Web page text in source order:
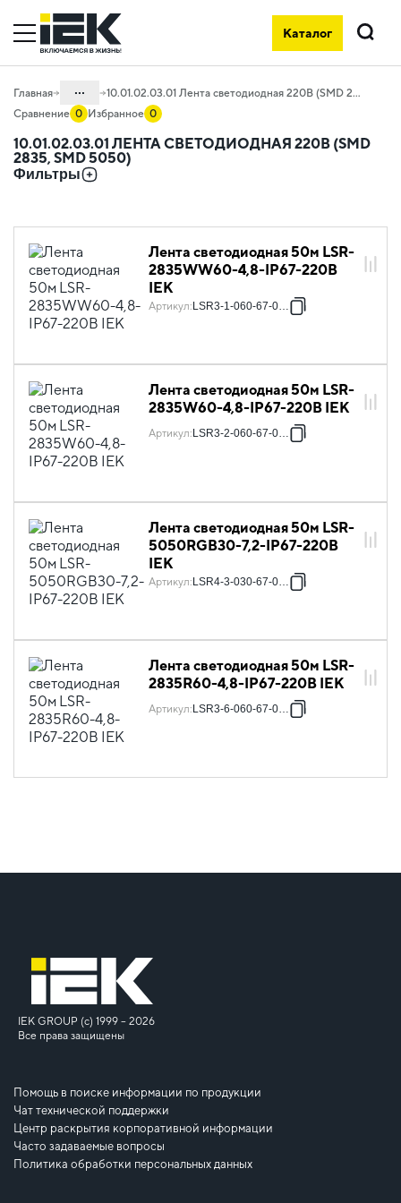
Каталог
Поиск
Главная ...
Каталог
10. Светотехника
10.01.02.03 Лента светодиодная 220В
10.01.02.03.01 Лента светодиодная 220В (SMD 2835, SMD 5050)
Сравнение 0 Избранное 0
10.01.02.03.01 ЛЕНТА СВЕТОДИОДНАЯ 220В (SMD
2835, SMD 5050)
Фильтры
Лента светодиодная 50м LSR-
2835WW60-4,8-IP67-220В
IEK
Артикул: LSR3-1-060-67-0-50
Лента светодиодная 50м LSR-
2835W60-4,8-IP67-220В IEK
Артикул: LSR3-2-060-67-0-50
Лента светодиодная 50м LSR-
5050RGB30-7,2-IP67-220В
IEK
Артикул: LSR4-3-030-67-0-50
Лента светодиодная 50м LSR-
2835R60-4,8-IP67-220В IEK
Артикул: LSR3-6-060-67-0-50
IEK GROUP (c) 1999 – 2026
Все права защищены
Помощь в поиске информации по продукции
Чат технической поддержки
Центр раскрытия корпоративной информации
Часто задаваемые вопросы
Политика обработки персональных данных